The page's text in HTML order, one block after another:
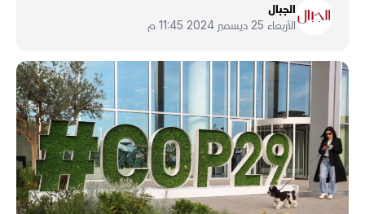
الجبال
الأربعاء 25 ديسمبر 2024 11:45 م